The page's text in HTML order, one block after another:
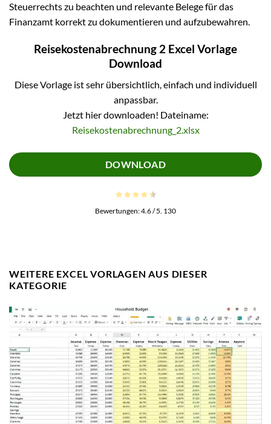
Steuerrechts zu beachten und relevante Belege für das
Finanzamt korrekt zu dokumentieren und aufzubewahren.
Reisekostenabrechnung 2 Excel Vorlage
Download
Diese Vorlage ist sehr übersichtlich, einfach und individuell
anpassbar.
Jetzt hier downloaden! Dateiname:
Reisekostenabrechnung_2.xlsx
DOWNLOAD
Bewertungen:4.6/ 5. 130
WEITERE EXCEL VORLAGEN AUS DIESER
KATEGORIE